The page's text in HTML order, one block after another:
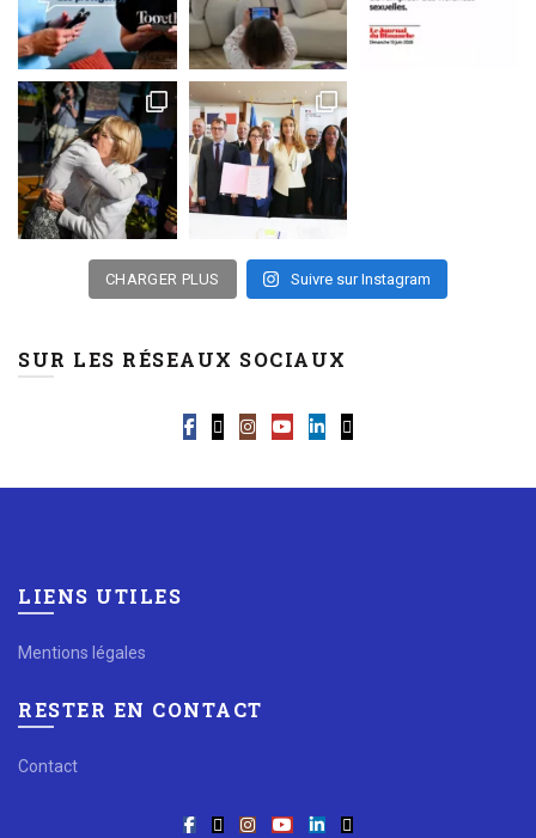
CHARGER PLUS Suivre sur Instagram
SUR LES RÉSEAUX SOCIAUX
LIENS UTILES
Mentions légales
RESTER EN CONTACT
Contact